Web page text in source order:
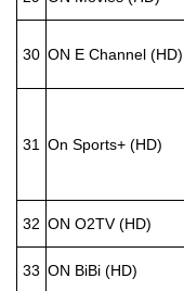
30 ON E Channel (HD)
31 On Sports+ (HD)
32 ON O2TV (HD)
33 ON BiBi (HD)